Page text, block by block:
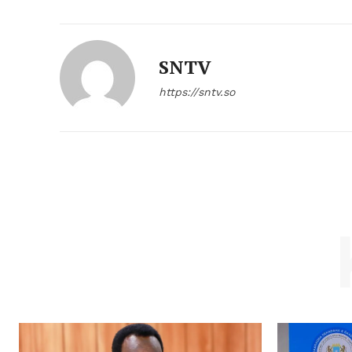
SNTV
https://sntv.so